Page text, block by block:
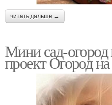
читать дальше →
Мини сад-
проект Огород